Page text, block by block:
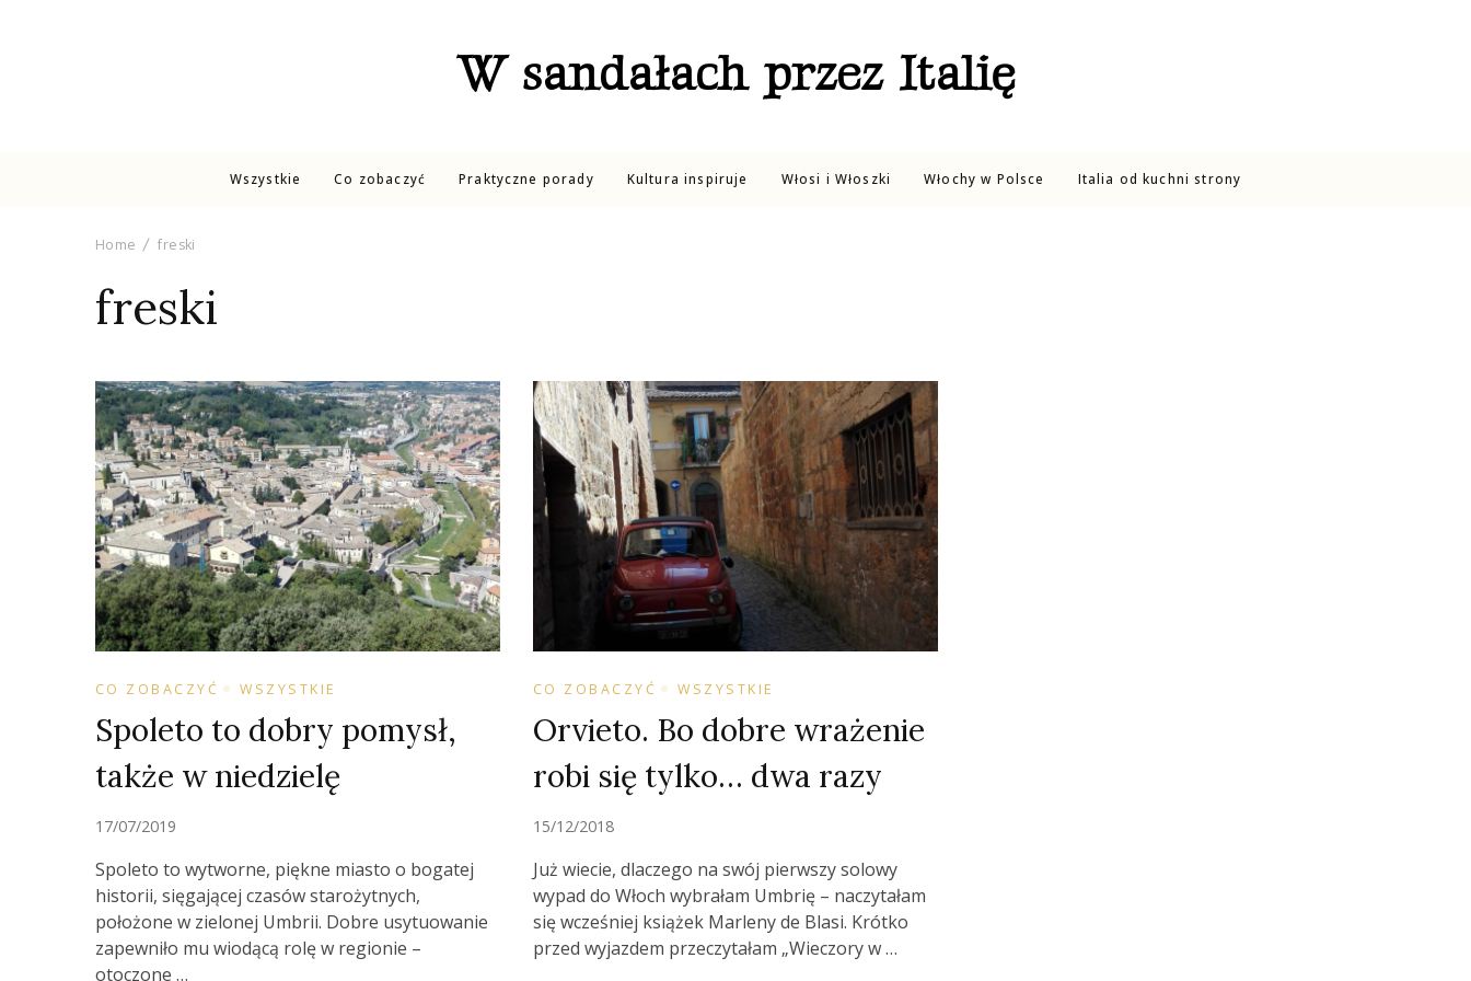
W sandałach przez Italię
Wszystkie Co zobaczyć Praktyczne porady Kultura inspiruje Włosi i Włoszki Włochy w Polsce Italia od kuchni strony
Home freski
freski
CO ZOBACZYĆ WSZYSTKIE
Spoleto to dobry pomysł,
także w niedzielę
17/07/2019
Spoleto to wytworne, piękne miasto o bogatej
historii, sięgającej czasów starożytnych,
położone w zielonej Umbrii. Dobre usytuowanie
zapewniło mu wiodącą rolę w regionie –
otoczone …
CO ZOBACZYĆ WSZYSTKIE
Orvieto. Bo dobre wrażenie
robi się tylko… dwa razy
15/12/2018
Już wiecie, dlaczego na swój pierwszy solowy
wypad do Włoch wybrałam Umbrię – naczytałam
się wcześniej książek Marleny de Blasi. Krótko
przed wyjazdem przeczytałam „Wieczory w …